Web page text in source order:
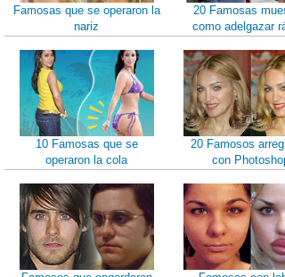
Famosas que se operaron la
nariz
20 Famosas
como adelgazar
10 Famosas que se
operaron la cola
20 Famosos
con